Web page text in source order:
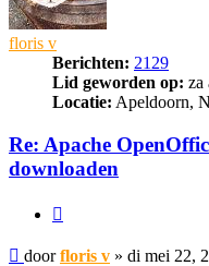
floris v
Berichten: 2129
Lid geworden op: za
Locatie: Apeldoorn,
Re: Apache
downloaden
Bericht
doorfloris v » di mei 22,